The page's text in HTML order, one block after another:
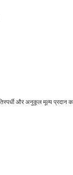
और अनुकूल मूल्य